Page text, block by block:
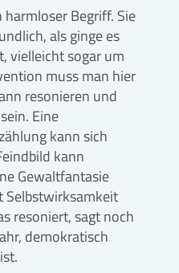
Begriff. Sie
als ginge es
vielleicht sogar um
muss man hier
resonieren und
Eine
kann sich
kann
Gewaltfantasie
Selbstwirksamkeit
resoniert, sagt noch
demokratisch